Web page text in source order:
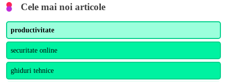
Cele mai noi articole
productivitate
securitate online
ghiduri tehnice